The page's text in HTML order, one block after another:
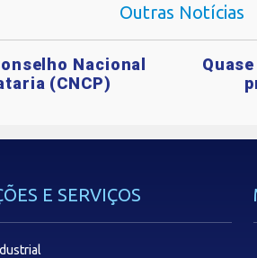
Outras Notícias
Nacional
(CNCP)
E SERVIÇOS